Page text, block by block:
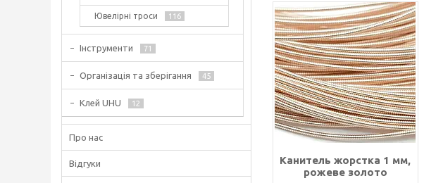
Канитель жорстка 1 мм,
рожеве золото
Ювелірні троси 116
Інструменти 71
Організація та зберігання 45
Клей UHU 12
Про нас
Відгуки